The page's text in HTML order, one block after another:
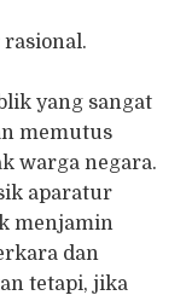
rasional.
yang sangat
memutus
warga negara.
aparatur
menjamin
dan
tetapi, jika